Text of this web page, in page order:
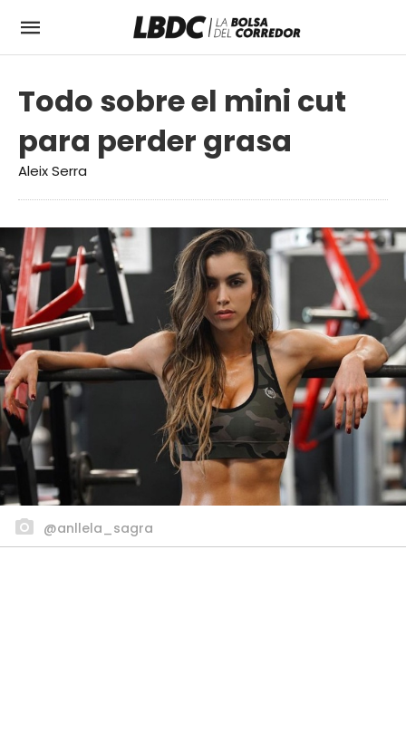
Todo sobre el mini cut
para perder grasa
Aleix Serra
@anllela_sagra